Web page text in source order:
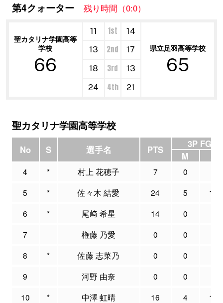
第4クォーター 残り時間（0:0）
聖カタリナ学園高等
学校
66
11 1st
14
県立足羽高等学校
65
13 2nd
17
18
3rd
13
24
4th 21
聖カタリナ学園高等学校
No S 選手名 PTS
3P FG
M
4 * 村上 花穂子 7 0
5
* 佐々木 結愛 24 5
12
6
* 尾﨑 希星 14 0
7
権藤 乃愛 0 0
8
* 佐藤 志菜乃 0 0
9
河野 由奈 0 0
10
* 中澤 虹晴 16 4
10